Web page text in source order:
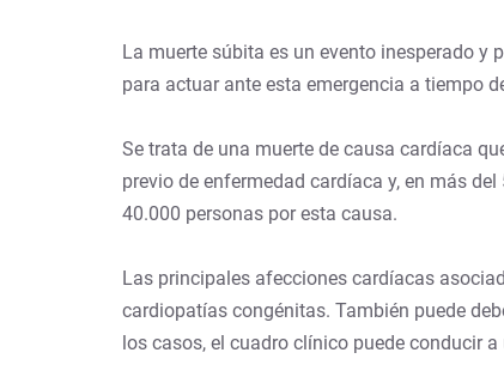
La muerte súbita es un evento inesperado y
para actuar ante esta emergencia a tiempo
Se trata de una muerte de causa cardíaca
previo de enfermedad cardíaca y, en más
40.000 personas por esta causa.
Las principales afecciones cardíacas
cardiopatías congénitas. También puede
los casos, el cuadro clínico puede conducir